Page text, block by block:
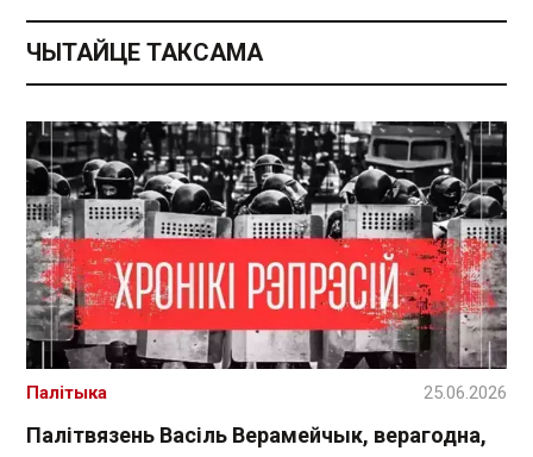
ЧЫТАЙЦЕ ТАКСАМА
Палітвязень Васіль Верамейчык, верагодна,
Палітыка 25.06.2026